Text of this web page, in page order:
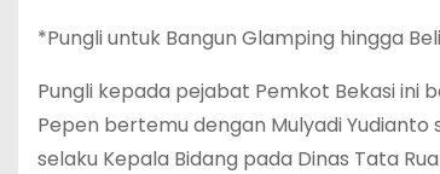
*Pungli untuk Bangun Glamping hingga
Pungli kepada pejabat Pemkot Bekasi ini
Pepen bertemu dengan Mulyadi Yudianto
selaku Kepala Bidang pada Dinas Tata